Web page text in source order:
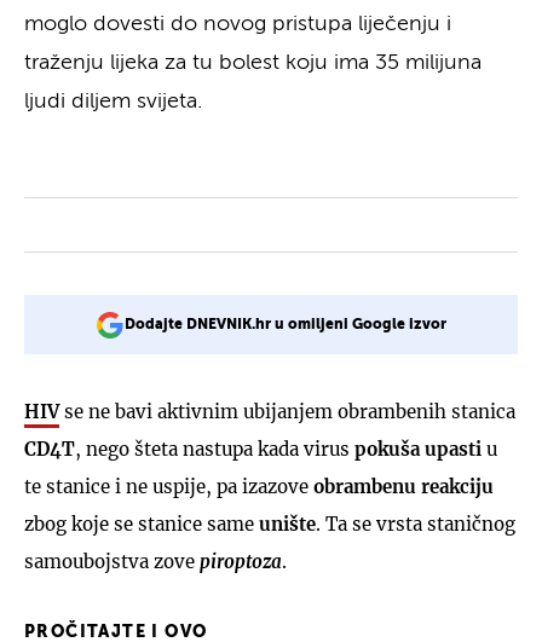
moglo dovesti do novog pristupa liječenju i
traženju lijeka za tu bolest koju ima 35 milijuna
ljudi diljem svijeta.
Dodajte DNEVNIK.hr u omiljeni Google izvor
HIV se ne bavi aktivnim ubijanjem obrambenih stanica
CD4T, nego šteta nastupa kada virus pokuša upasti u
te stanice i ne uspije, pa izazove obrambenu reakciju
zbog koje se stanice same unište. Ta se vrsta staničnog
samoubojstva zove piroptoza.
PROČITAJTE I OVO